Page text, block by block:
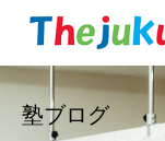
塾ブログ